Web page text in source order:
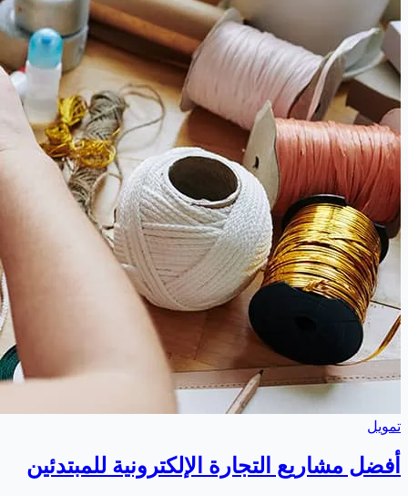
تمويل
أفضل مشاريع التجارة الإلكترونية للمبتدئين